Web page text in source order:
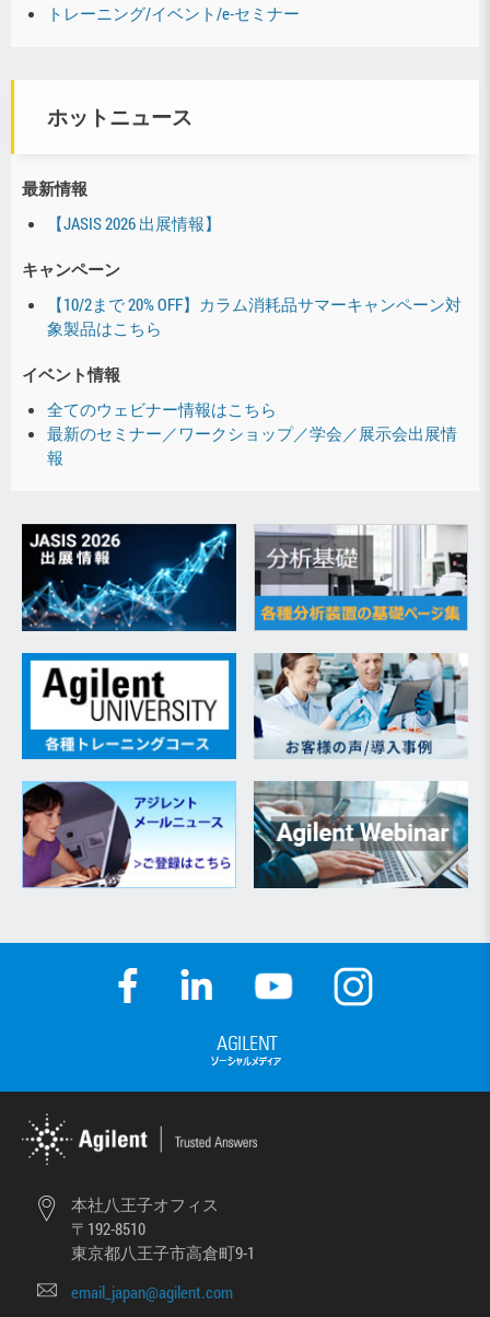
トレーニング/イベント/e-セミナー
ホットニュース
最新情報
【JASIS 2026 出展情報】
キャンペーン
【10/2まで 20% OFF】カラム消耗品サマーキャンペーン対
象製品はこちら
イベント情報
全てのウェビナー情報はこちら
最新のセミナー／ワークショップ／学会／展示会出展情
報
本社八王子オフィス
〒192-8510
東京都八王子市高倉町9-1
email_japan@agilent.com